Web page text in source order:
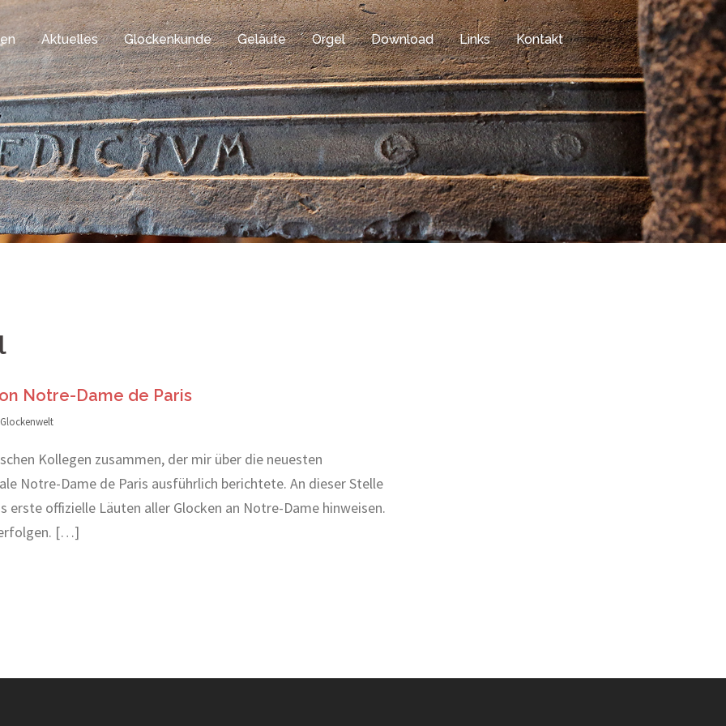
Aktuelles Glockenkunde Geläute Orgel Download Links Kontakt
Notre-Dame de Paris
Kollegen zusammen, der mir über die neuesten
Notre-Dame de Paris ausführlich berichtete. An dieser Stelle
offizielle Läuten aller Glocken an Notre-Dame hinweisen.
erfolgen. […]